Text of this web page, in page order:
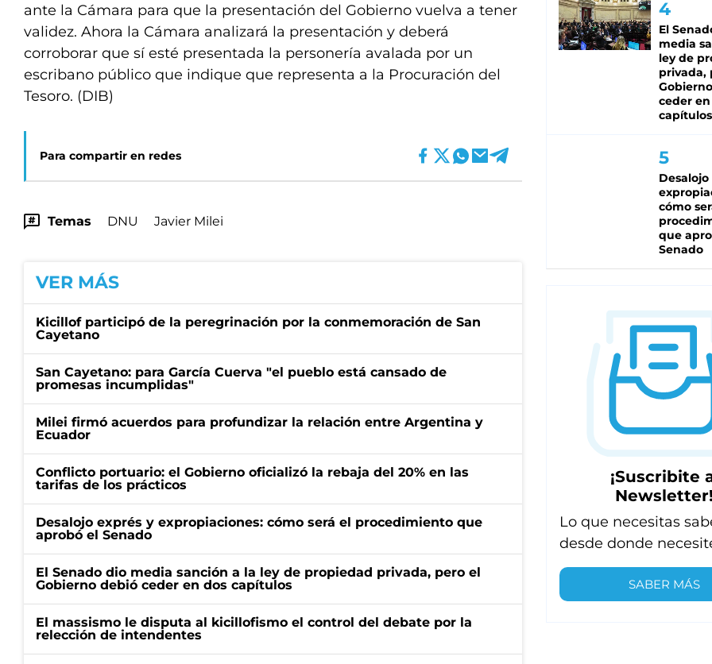
ante la Cámara para que la presentación del Gobierno vuelva a tener
validez. Ahora la Cámara analizará la presentación y deberá
corroborar que sí esté presentada la personería avalada por un
escribano público que indique que representa a la Procuración del
Tesoro. (DIB)
Para compartir en redes
Temas DNU Javier Milei
VER MÁS
Kicillof participó de la peregrinación por la conmemoración de San
Cayetano
San Cayetano: para García Cuerva "el pueblo está cansado de
promesas incumplidas"
Milei firmó acuerdos para profundizar la relación entre Argentina y
Ecuador
Conflicto portuario: el Gobierno oficializó la rebaja del 20% en las
tarifas de los prácticos
Desalojo exprés y expropiaciones: cómo será el procedimiento que
aprobó el Senado
El Senado dio media sanción a la ley de propiedad privada, pero el
Gobierno debió ceder en dos capítulos
El massismo le disputa al kicillofismo el control del debate por la
relección de intendentes
El
media
ley de
privada,
ceder
capítulos
cómo
que
Senado
¡Suscribite
Lo que necesitas
desde donde
SABER MÁS